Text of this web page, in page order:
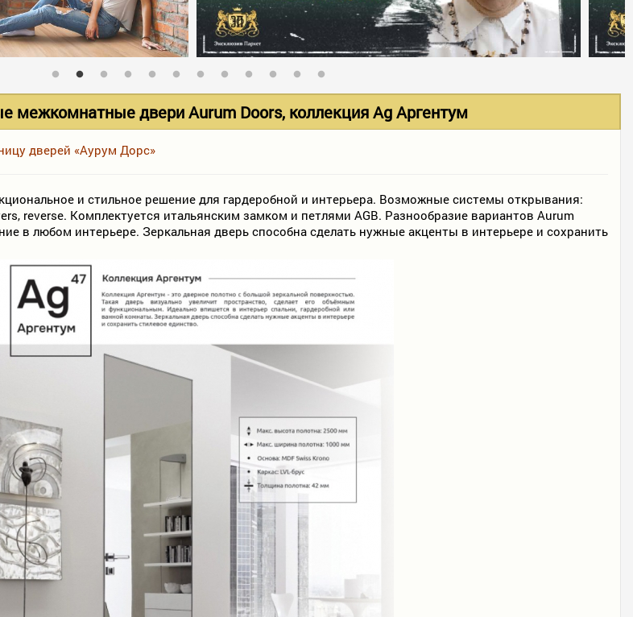
межкомнатные двери Aurum Doors, коллекция Ag Аргентум
дверей «Аурум Дорс»
и стильное решение для гардеробной и интерьера. Возможные системы открывания:
reverse. Комплектуется итальянским замком и петлями AGB. Разнообразие вариантов Aurum
в любом интерьере. Зеркальная дверь способна сделать нужные акценты в интерьере и сохранить